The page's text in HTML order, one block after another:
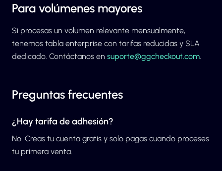
Para volúmenes mayores
Si procesas un volumen relevante mensualmente,
tenemos tabla enterprise con tarifas reducidas y SLA
dedicado. Contáctanos en suporte@ggcheckout.com.
Preguntas frecuentes
¿Hay tarifa de adhesión?
No. Creas tu cuenta gratis y solo pagas cuando proceses
tu primera venta.